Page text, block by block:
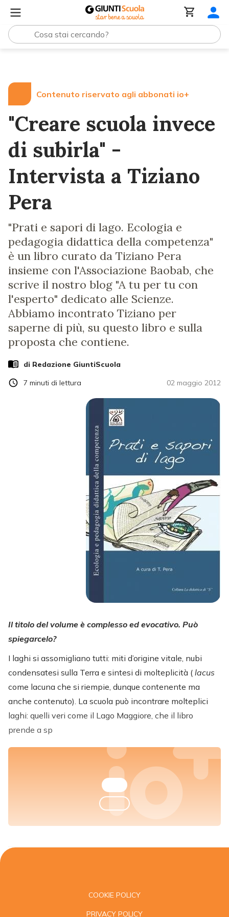
Contenuto riservato agli abbonati io+
"Creare scuola invece
di subirla" -
Intervista a Tiziano
Pera
"Prati e sapori di lago. Ecologia e
pedagogia didattica della competenza"
è un libro curato da Tiziano Pera
insieme con l'Associazione Baobab, che
scrive il nostro blog "A tu per tu con
l'esperto" dedicato alle Scienze.
Abbiamo incontrato Tiziano per
saperne di più, su questo libro e sulla
proposta che contiene.
di Redazione GiuntiScuola
02 maggio 2012
7 minuti di lettura
Il titolo del volume è complesso ed evocativo. Può
spiegarcelo?
I laghi si assomigliano tutti: miti d’origine vitale, nubi
condensatesi sulla Terra e sintesi di molteplicità ( lacus
come lacuna che si riempie, dunque contenente ma
anche contenuto). La scuola può incontrare molteplici
laghi: quelli veri come il Lago Maggiore, che il libro
prende a sp
COOKIE POLICY
PRIVACY POLICY